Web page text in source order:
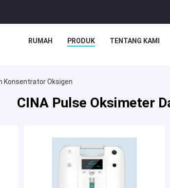
RUMAH PRODUK TENTANG KAMI
Konsentrator Oksigen
CINA Pulse Oksimeter